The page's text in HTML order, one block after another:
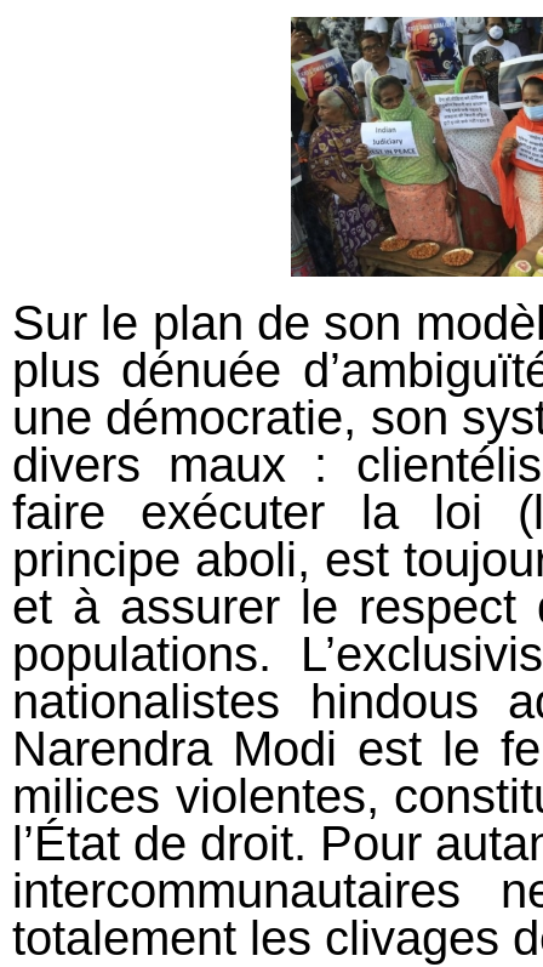
Sur le plan de son
plus dénuée
une démocratie, son
divers maux :
faire exécuter la loi
principe aboli, est
et à assurer le respect
populations.
nationalistes hindous
Narendra Modi est le
milices violentes,
l’État de droit. Pour
intercommunautaires
totalement les clivages